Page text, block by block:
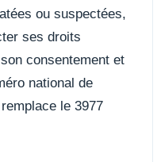
ou suspectées,
ses droits
consentement et
national de
le 3977